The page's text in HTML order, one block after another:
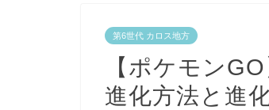
第6世代 カロス地方
【ポケモン
進化方法と進